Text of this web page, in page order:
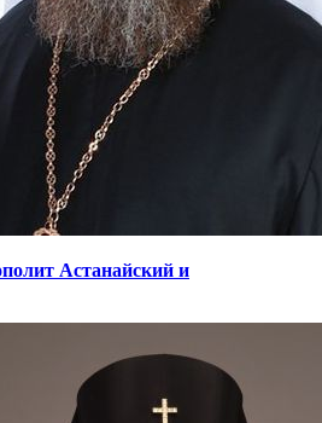
Астанайский и